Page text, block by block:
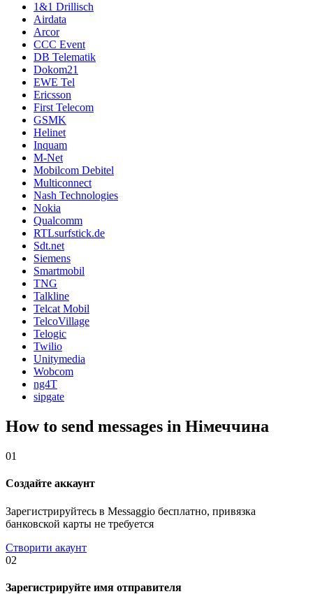
1&1 Drillisch
Airdata
Arcor
CCC Event
DB Telematik
Dokom21
EWE Tel
Ericsson
First Telecom
GSMK
Helinet
Inquam
M-Net
Mobilcom Debitel
Multiconnect
Nash Technologies
Nokia
Qualcomm
RTLsurfstick.de
Sdt.net
Siemens
Smartmobil
TNG
Talkline
Telcat Mobil
TelcoVillage
Telogic
Twilio
Unitymedia
Wobcom
ng4T
sipgate
How to send messages in Німеччина
01
Создайте аккаунт
Зарегистрируйтесь в Messaggio бесплатно, привязка
банковской карты не требуется
Створити акаунт
02
Зарегистрируйте имя отправителя